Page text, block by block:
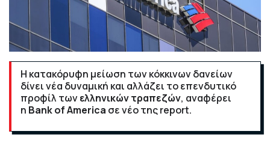
H κατακόρυφη μείωση των κόκκινων δανείων
δίνει νέα δυναμική και αλλάζει το επενδυτικό
προφίλ τωνελληνικών τραπεζών, αναφέρει
η Bank of America σε νέο της report.